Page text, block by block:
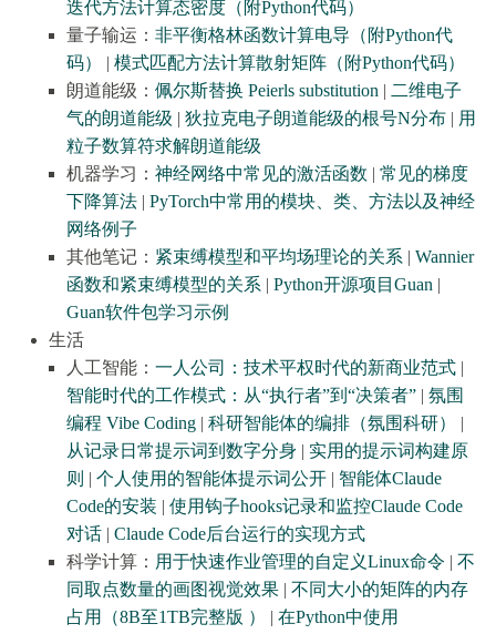
迭代方法计算态密度（附Python代码）
量子输运： 非平衡格林函数计算电导（附Python代
码）
| 模式匹配方法计算散射矩阵（附Python代码）
朗道能级： 佩尔斯替换 Peierls substitution | 二维电子
气的朗道能级 | 狄拉克电子朗道能级的根号N分布| 用
粒子数算符求解朗道能级
机器学习： 神经网络中常见的激活函数 | 常见的梯度
下降算法| PyTorch中常用的模块、类、方法以及神经
网络例子
其他笔记： 紧束缚模型和平均场理论的关系 | Wannier
函数和紧束缚模型的关系 | Python开源项目Guan |
Guan软件包学习示例
生活
人工智能： 一人公司：技术平权时代的新商业范式|
智能时代的工作模式：从“执行者”到“决策者”| 氛围
编程 Vibe Coding| 科研智能体的编排（氛围科研）
|
从记录日常提示词到数字分身| 实用的提示词构建原
则 | 个人使用的智能体提示词公开| 智能体Claude
Code的安装 | 使用钩子hooks记录和监控Claude Code
对话| Claude Code后台运行的实现方式
科学计算： 用于快速作业管理的自定义Linux命令 | 不
同取点数量的画图视觉效果| 不同大小的矩阵的内存
占用（8B至1TB完整版 ）
| 在Python中使用